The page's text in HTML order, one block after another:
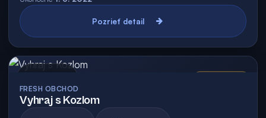
Pozrieť detail
FRESH OBCHOD
Vyhraj s Kozlom